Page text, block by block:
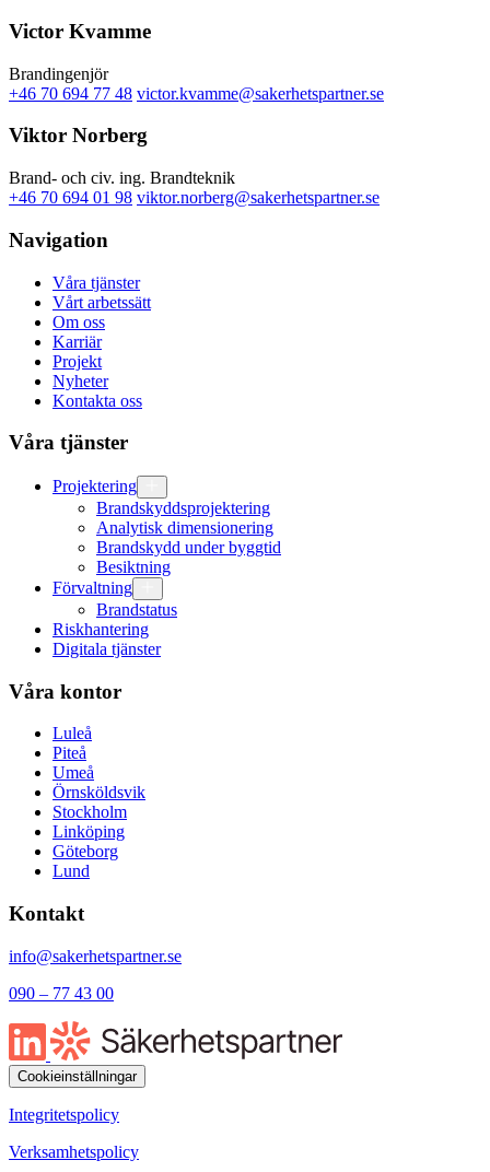
Victor Kvamme
Brandingenjör
+46 70 694 77 48 victor.kvamme@sakerhetspartner.se
Viktor Norberg
Brand- och civ. ing. Brandteknik
+46 70 694 01 98 viktor.norberg@sakerhetspartner.se
Navigation
Våra tjänster
Vårt arbetssätt
Om oss
Karriär
Projekt
Nyheter
Kontakta oss
Våra tjänster
Projektering
Brandskyddsprojektering
Analytisk dimensionering
Brandskydd under byggtid
Besiktning
Förvaltning
Brandstatus
Riskhantering
Digitala tjänster
Våra kontor
Luleå
Piteå
Umeå
Örnsköldsvik
Stockholm
Linköping
Göteborg
Lund
Kontakt
info@sakerhetspartner.se
090 – 77 43 00
Cookieinställningar
Integritetspolicy
Verksamhetspolicy